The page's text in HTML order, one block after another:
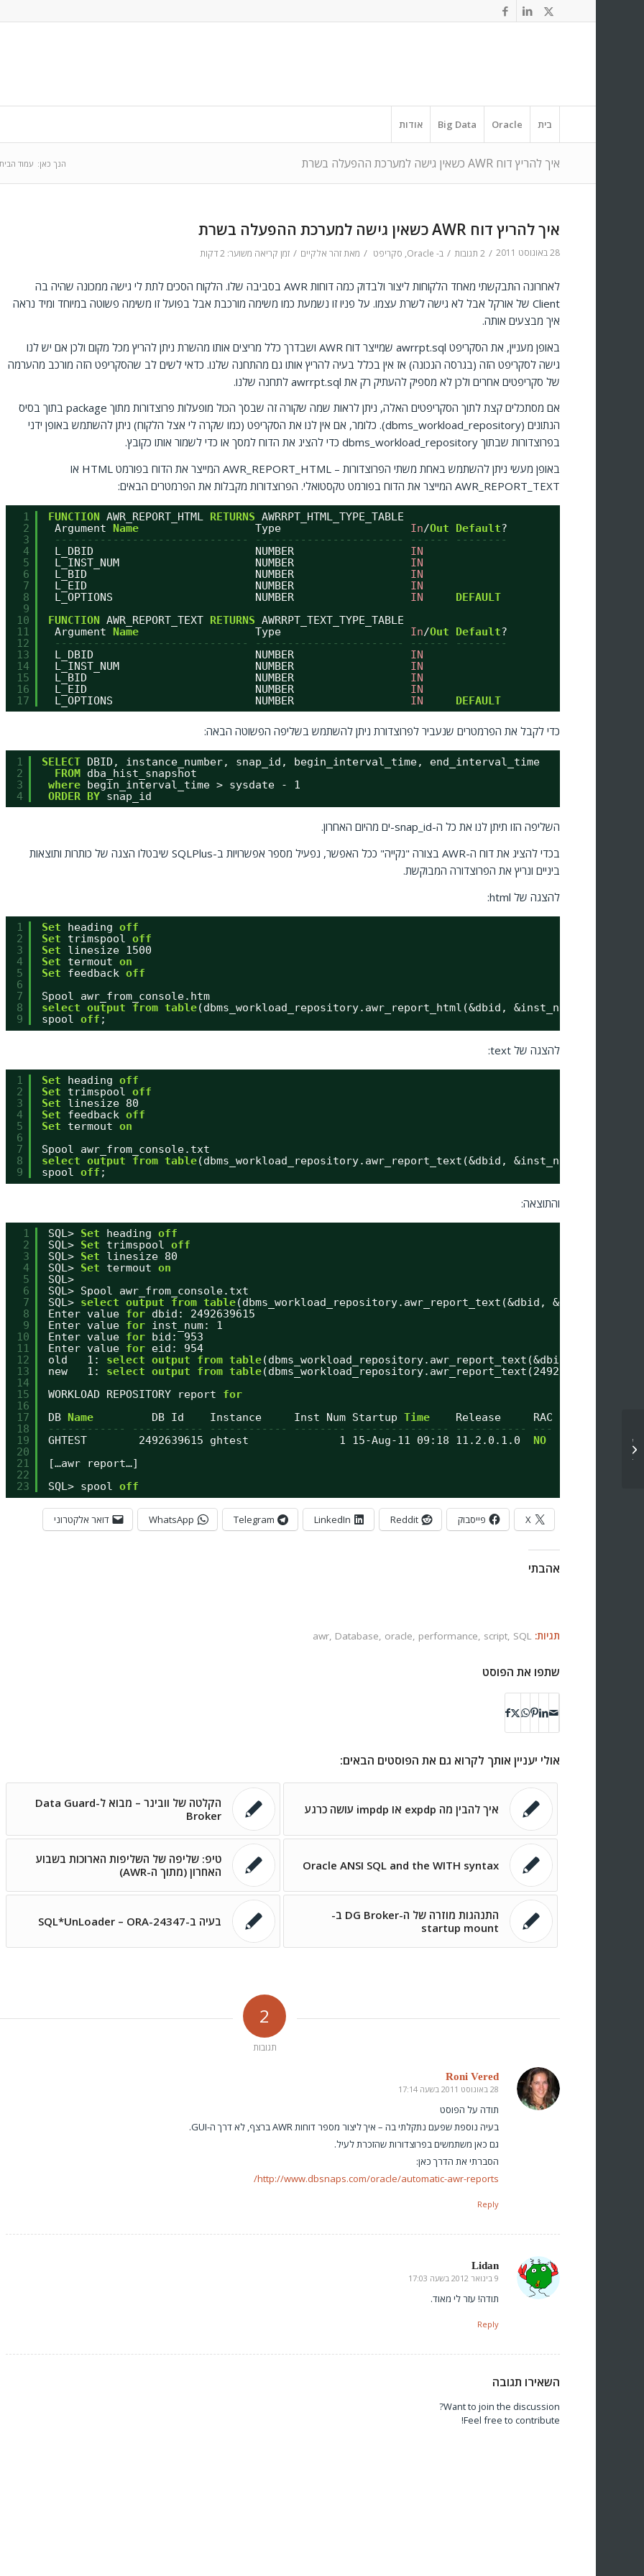
בית Oracle
Big Data אודות
איך להריץ דוח AWR כשאין גישה למערכת ההפעלה בשרת הנך כאן: עמוד הבית
איך להריץ דוח AWR כשאין גישה למערכת ההפעלה בשרת
28 באוגוסט 2011 / 2 תגובות / ב- Oracle
, סקריפט / מאתזהר אלקיים / זמן קריאה משוער: 2 דקות
לאחרונה התבקשתי מאחד הלקוחות ליצור ולבדוק כמה דוחות AWR בסביבה שלו. הלקוח הסכים לתת לי גישה ממכונה שהיה בה
Client של אורקל אבל לא גישה לשרת עצמו. על פניו זו נשמעת כמו משימה מורכבת אבל בפועל זו משימה פשוטה במיוחד ומיד נראה
איך מבצעים אותה.
באופן מעניין, את הסקריפט awrrpt.sql שמייצר דוח AWR ושבדרך כלל מריצים אותו מהשרת ניתן להריץ מכל מקום ולכן אם יש לנו
גישה לסקריפט הזה (בגרסה הנכונה) אז אין בכלל בעיה להריץ אותו גם מהתחנה שלנו. כדאי לשים לב שהסקריפט הזה מורכב מהערמה
של סקריפטים אחרים ולכן לא מספיק להעתיק רק את awrrpt.sql לתחנה שלנו.
אם מסתכלים קצת לתוך הסקריפטים האלה, ניתן לראות שמה שקורה זה שבסך הכול מופעלות פרוצדורות מתוך package בתוך בסיס
הנתונים (dbms_workload_repository). כלומר, אם אין לנו את הסקריפט (כמו שקרה לי אצל הלקוח) ניתן להשתמש באופן ידני
בפרוצדורות שבתוך dbms_workload_repository כדי להציג את הדוח למסך או כדי לשמור אותו כקובץ.
באופן מעשי ניתן להשתמש באחת משתי הפרוצדורות – AWR_REPORT_HTML המייצר את הדוח בפורמט HTML או
AWR_REPORT_TEXT המייצר את הדוח בפורמט טקסטואלי. הפרוצדורות מקבלות את הפרמטרים הבאים:
1
2
3
4
5
6
7
8
9
10
11
12
13
14
15
16
17
FUNCTION AWR_REPORT_HTML RETURNS AWRRPT_HTML_TYPE_TABLE
Argument Name Type In/Out Default?
------------------------------ ----------------------- ------ --------
L_DBID                         NUMBER IN
L_INST_NUM                     NUMBER IN
L_BID                          NUMBER IN
L_EID                          NUMBER IN
L_OPTIONS                      NUMBER IN
DEFAULT
FUNCTION AWR_REPORT_TEXT RETURNS AWRRPT_TEXT_TYPE_TABLE
Argument Name Type In/Out Default?
------------------------------ ----------------------- ------ --------
L_DBID                         NUMBER IN
L_INST_NUM                     NUMBER IN
L_BID                          NUMBER IN
L_EID                          NUMBER IN
L_OPTIONS                      NUMBER IN DEFAULT
כדי לקבל את הפרמטרים שנעביר לפרוצדורת ניתן להשתמש בשליפה הפשוטה הבאה:
1
2
3
4
SELECT DBID, instance_number, snap_id, begin_interval_time, end_interval_time
FROM dba_hist_snapshot
where begin_interval_time > sysdate - 1
ORDER BY snap_id
השליפה הזו תיתן לנו את כל ה-snap_id-ים מהיום האחרון.
בכדי להציג את דוח ה-AWR בצורה "נקייה" ככל האפשר, נפעיל מספר אפשרויות ב-SQLPlus שיבטלו הצגה של כותרות ותוצאות
ביניים ונריץ את הפרוצדורה המבוקשת.
להצגה של html:
1
2
3
4
5
6
7
8
9
Set heading off
Set
trimspool off
Set
linesize 1500
Set
termout on
Set
feedback off
Spool awr_from_console.htm
select output from table(dbms_workload_repository.awr_report_html(&dbid, &inst_num, &bid,
spool off ;
להצגה של text:
1
2
3
4
5
6
7
8
9
Set heading off
Set
trimspool off
Set
linesize 80
Set
feedback off
Set
termout on
Spool awr_from_console.txt
select output from table(dbms_workload_repository.awr_report_text(&dbid, &inst_num, &bid,
spool off ;
והתוצאה:
1
2
3
4
5
6
7
8
9
10
11
12
13
14
15
16
17
18
19
20
21
22
23
SQL> Set heading off
SQL> Set trimspool off
SQL> Set
linesize 80
SQL> Set termout on
SQL>
SQL> Spool awr_from_console.txt
SQL> select output from table(dbms_workload_repository.awr_report_text(&dbid, &inst_num,
Enter value for dbid: 2492639615
Enter value for inst_num: 1
Enter value for bid: 953
Enter value for eid: 954
old   1: select output from table(dbms_workload_repository.awr_report_text(&dbid,
new   1: select output from table(dbms_workload_repository.awr_report_text(2492639615, 1,
WORKLOAD REPOSITORY report for
DB Name DB Id    Instance     Inst Num Startup Time
Release     RAC
------------ ----------- ------------ -------- --------------- ----------- ---
GHTEST        2492639615 ghtest              1 15-Aug-11 09:18 11.2.0.1.0 NO
[…awr report…]
SQL> spool off
X פייסבוק Reddit
LinkedIn
Telegram
WhatsApp דואר אלקטרוני
אהבתי
תגיות: awr, Database oracle performance script, SQL
שתפו את הפוסט
אולי יעניין אותך לקרוא גם את הפוסטים הבאים:
הקלטה של וובינר – מבוא ל-Data Guard
Broker
איך להבין מה expdp או impdp עושה כרגע
טיפ: שליפה של השליפות הארוכות בשבוע
האחרון (מתוך ה-AWR)
Oracle ANSI SQL and the WITH syntax
בעיה ב-SQL*UnLoader – ORA-24347
התנהגות מוזרה של ה-DG Broker ב-
startup mount
2
תגובות
Roni Vered
says:28 באוגוסט 2011 בשעה 17:14
תודה על הפוסט
בעיה נוספת שפעם נתקלתי בה – איך ליצור מספר דוחות AWR ברצף, לא דרך ה-GUI.
גם כאן משתמשים בפרוצדורות שהזכרת לעיל.
הסברתי את הדרך כאן:
http://www.dbsnaps.com/oracle/automatic-awr-reports/
Reply
Lidan
says: 9 בינואר 2012 בשעה 17:03
תודה! עזר לי מאוד.
Reply
השאירו תגובה
Want to join the discussion?
Feel free to contribute!
שבוע אורקל: Oracle Data Guard from
A to Z